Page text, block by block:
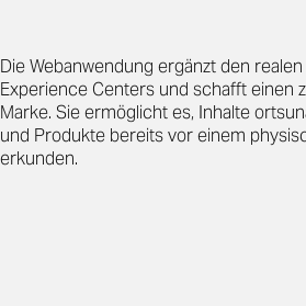
Die Webanwendung ergänzt den
Experience Centers und schafft einen
Marke. Sie ermöglicht es, Inhalte
und Produkte bereits vor einem
erkunden.